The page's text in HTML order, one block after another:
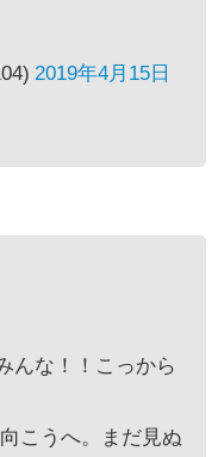
2019年4月15日
んな！！こっから
こうへ。まだ見ぬ